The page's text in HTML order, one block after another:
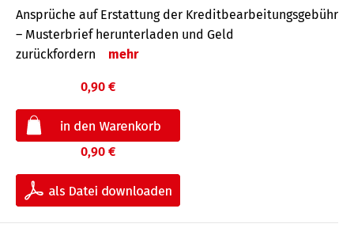
Ansprüche auf Erstattung der Kreditbearbeitungsgebühr
– Musterbrief herunterladen und Geld
zurückfordern
mehr
0,90 €
0,90 €